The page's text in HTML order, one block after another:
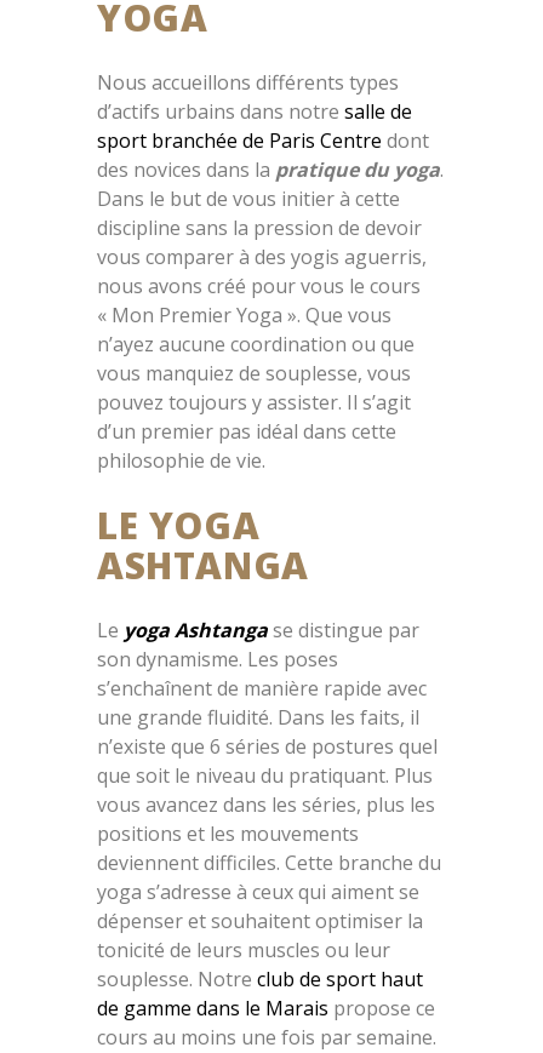
YOGA
Nous accueillons différents types
d’actifs urbains dans notre salle de
sport branchée de Paris Centre dont
des novices dans la pratique du yoga.
Dans le but de vous initier à cette
discipline sans la pression de devoir
vous comparer à des yogis aguerris,
nous avons créé pour vous le cours
« Mon Premier Yoga ». Que vous
n’ayez aucune coordination ou que
vous manquiez de souplesse, vous
pouvez toujours y assister. Il s’agit
d’un premier pas idéal dans cette
philosophie de vie.
LE YOGA
ASHTANGA
Le yoga Ashtangase distingue par
son dynamisme. Les poses
s’enchaînent de manière rapide avec
une grande fluidité. Dans les faits, il
n’existe que 6 séries de postures quel
que soit le niveau du pratiquant. Plus
vous avancez dans les séries, plus les
positions et les mouvements
deviennent difficiles. Cette branche du
yoga s’adresse à ceux qui aiment se
dépenser et souhaitent optimiser la
tonicité de leurs muscles ou leur
souplesse. Notre club de sport haut
de gamme dans le Marais propose ce
cours au moins une fois par semaine.